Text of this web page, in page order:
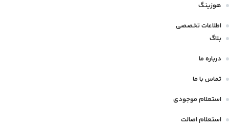
هوزینگ
اطلاعات تخصصی
بلاگ
درباره ما
تماس با ما
استعلام موجودی
استعلام اصالت